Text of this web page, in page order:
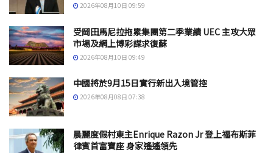
2026年08月10日 09:59
受岡田馬尼拉拖累集團第二季業績 UEC 主攻大眾
市場及網上博彩謀求復蘇
2026年08月10日 09:49
中國將於9月15日實行新出入境管控
2026年08月08日 07:38
晨麗度假村東主Enrique Razon Jr 登上福布斯菲
律賓首富寶座 身家遙遙領先